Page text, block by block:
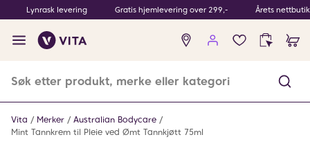
Lynrask levering Gratis hjemlevering over 299,- Årets
Ingen
produkter
Vita Merker
Australian Bodycare
Mint Tannkrem til Pleie ved Ømt Tannkjøtt 75ml